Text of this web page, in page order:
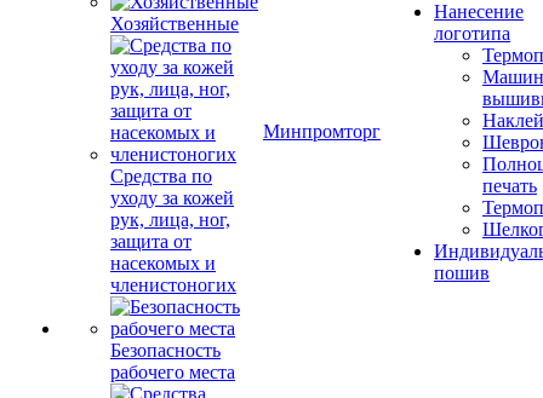
Хозяйственные
Средства по
уходу за кожей
рук, лица, ног,
защита от
насекомых и
членистоногих
Безопасность
рабочего места
Минпромторг
Нанесение
логотипа
печать
пошив